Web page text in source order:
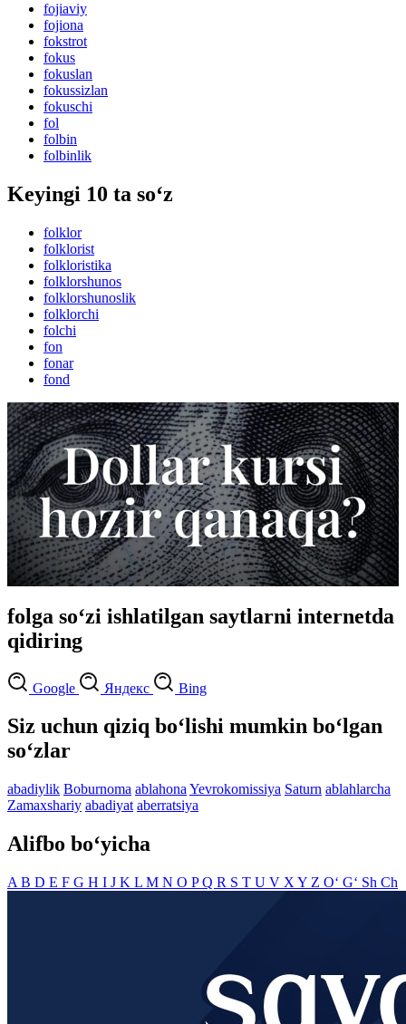
fojiaviy
fojiona
fokstrot
fokus
fokuslan
fokussizlan
fokuschi
fol
folbin
folbinlik
Keyingi 10 ta so‘z
folklor
folklorist
folkloristika
folklorshunos
folklorshunoslik
folklorchi
folchi
fon
fonar
fond
folga so‘zi ishlatilgan saytlarni internetda
qidiring
Google Яндекс Bing
Siz uchun qiziq bo‘lishi mumkin bo‘lgan
so‘zlar
abadiylik Boburnoma ablahona Yevrokomissiya Saturn ablahlarcha
Zamaxshariy abadiyat aberratsiya
Alifbo bo‘yicha
A B D E F G H I J K L M N O PQ R S T U V X Y Z O‘ G‘ Sh Ch